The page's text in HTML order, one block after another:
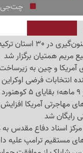
چت‌جی‌پی‌تی
30 استان ترکیه
مریم همتیان برگزار شد
آمریکا و چین به
انتخابات فرضی اوکراین
مهاجرتی آمریکا
شد
اسناد دفاع مقدس به
مستقیم ترامپ علیه